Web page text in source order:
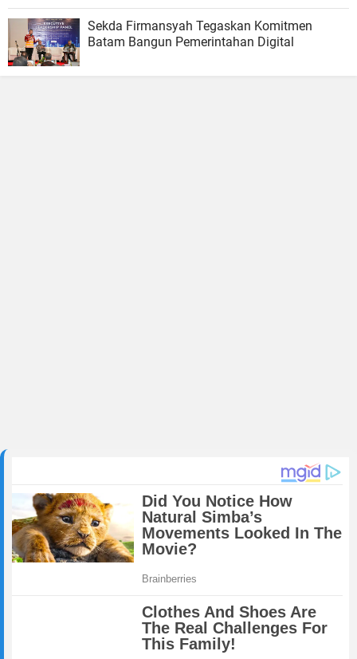
Sekda Firmansyah Tegaskan Komitmen
Batam Bangun Pemerintahan Digital